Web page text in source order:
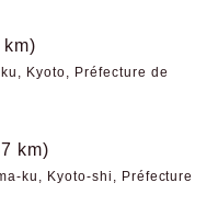
km)
Kyoto, Préfecture de
km)
ku, Kyoto-shi, Préfecture